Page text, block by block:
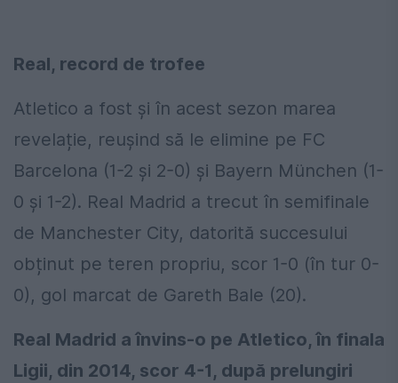
Real, record de trofee
Atletico a fost și în acest sezon marea
revelație, reușind să le elimine pe FC
Barcelona (1-2 și 2-0) și Bayern München (1-
0 și 1-2). Real Madrid a trecut în semifinale
de Manchester City, datorită succesului
obținut pe teren propriu, scor 1-0 (în tur 0-
0), gol marcat de Gareth Bale (20).
Real Madrid a învins-o pe Atletico, în finala
Ligii, din 2014, scor 4-1, după prelungiri